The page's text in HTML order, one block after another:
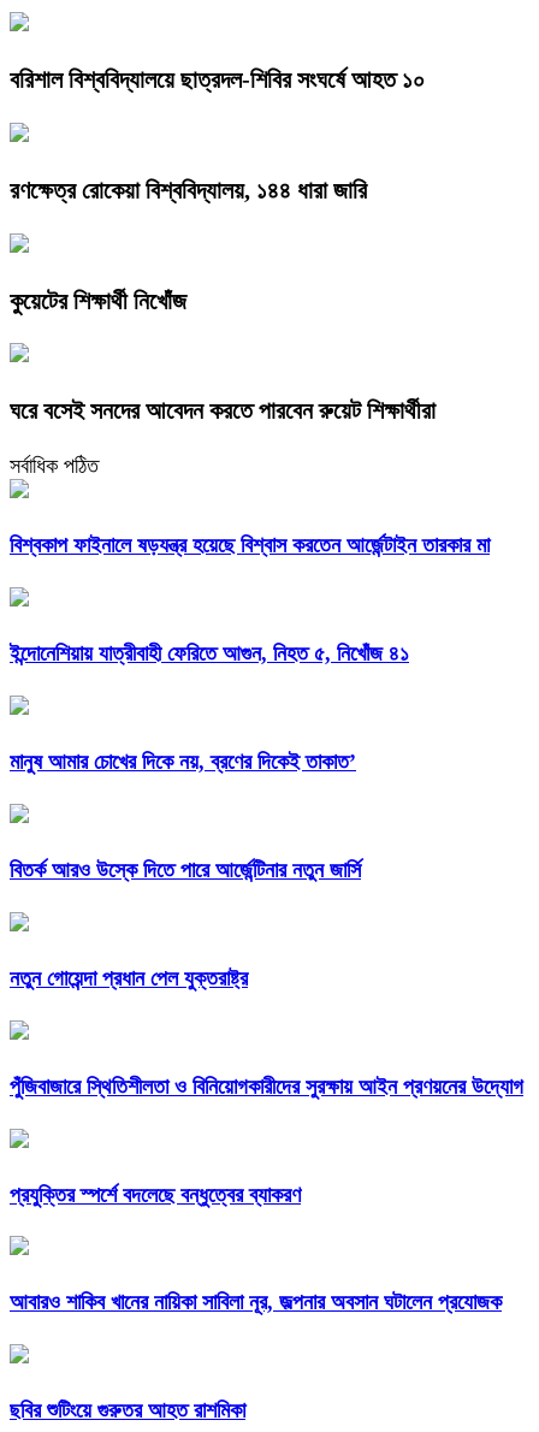
বরিশাল বিশ্ববিদ্যালয়ে ছাত্রদল-শিবির সংঘর্ষে আহত ১০
রণক্ষেত্র রোকেয়া বিশ্ববিদ্যালয়, ১৪৪ ধারা জারি
কুয়েটের শিক্ষার্থী নিখোঁজ
ঘরে বসেই সনদের আবেদন করতে পারবেন রুয়েট শিক্ষার্থীরা
সর্বাধিক পঠিত
বিশ্বকাপ ফাইনালে ষড়যন্ত্র হয়েছে বিশ্বাস করতেন আর্জেন্টাইন তারকার মা
ইন্দোনেশিয়ায় যাত্রীবাহী ফেরিতে আগুন, নিহত ৫, নিখোঁজ ৪১
মানুষ আমার চোখের দিকে নয়, ব্রণের দিকেই তাকাত’
বিতর্ক আরও উস্কে দিতে পারে আর্জেন্টিনার নতুন জার্সি
নতুন গোয়েন্দা প্রধান পেল যুক্তরাষ্ট্র
পুঁজিবাজারে স্থিতিশীলতা ও বিনিয়োগকারীদের সুরক্ষায় আইন প্রণয়নের উদ্যোগ
প্রযুক্তির স্পর্শে বদলেছে বন্ধুত্বের ব্যাকরণ
আবারও শাকিব খানের নায়িকা সাবিলা নূর, জল্পনার অবসান ঘটালেন প্রযোজক
ছবির শুটিংয়ে গুরুতর আহত রাশমিকা